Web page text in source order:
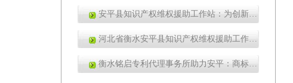
安平县知识产权维权援助工作站：为创新权益撑起“保护伞”
河北省衡水安平县知识产权维权援助工作站：守护当地知识产权的关键堡垒
衡水铭启专利代理事务所助力安平：商标品牌指导站正式挂牌成立